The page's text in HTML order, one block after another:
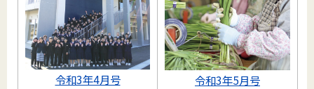
令和3年4月号 令和3年5月号